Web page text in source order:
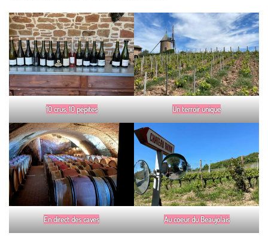
10 crus, 10 pépites Un terroir unique
En direct des caves Au coeur du Beaujolais